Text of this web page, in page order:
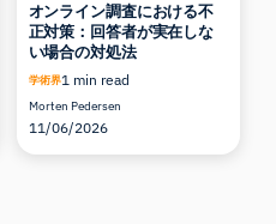
オンライン調査における不
正対策：回答者が実在しな
い場合の対処法
学術界1 min read
Morten Pedersen
11/06/2026